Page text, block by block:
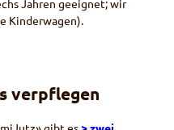
Jahren geeignet; wir
Kinderwagen).
verpflegen